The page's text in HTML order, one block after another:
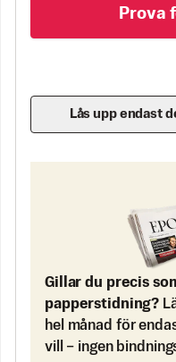
Prova
Lås upp endast
Gillar du precis
papperstidning?
hel månad för
vill – ingen